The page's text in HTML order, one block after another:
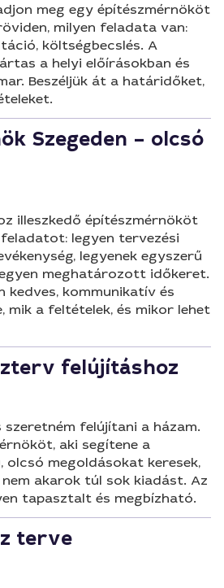
meg egy építészmérnököt
milyen feladata van:
költségbecslés. A
a helyi előírásokban és
Beszéljük át a határidőket,
Szegeden – olcsó
illeszkedő építészmérnököt
legyen tervezési
legyenek egyszerű
meghatározott időkeret.
kedves, kommunikatív és
mik a feltételek, és mikor lehet
felújításhoz
szeretném felújítani a házam.
aki segítene a
olcsó megoldásokat keresek,
nem akarok túl sok kiadást. Az
tapasztalt és megbízható.
terve